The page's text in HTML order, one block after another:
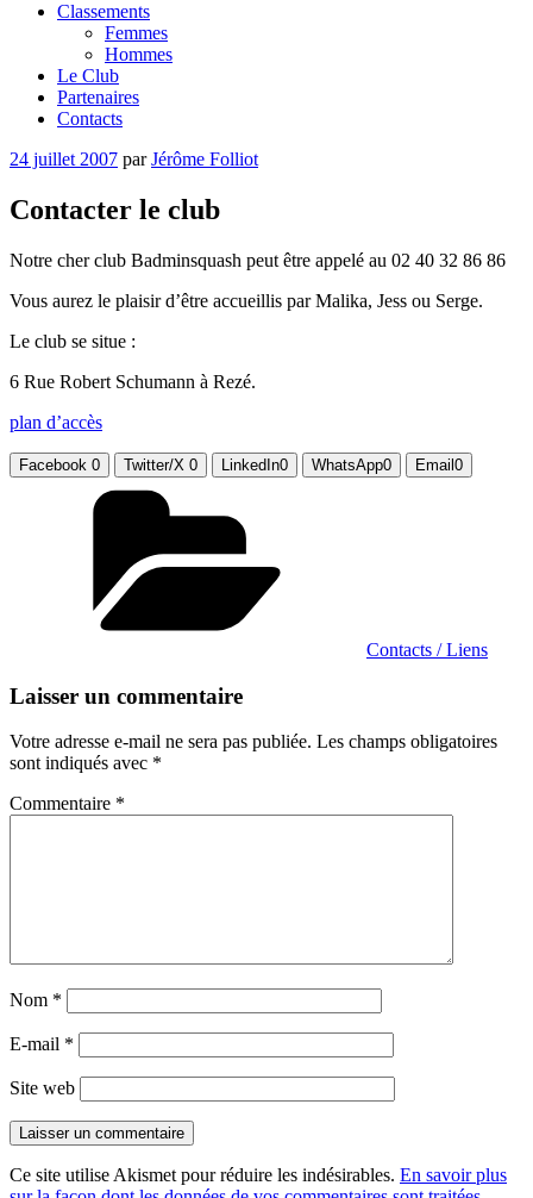
Classements
Femmes
Hommes
Le Club
Partenaires
Contacts
Publié
24 juillet 2007 parJérôme Folliot
Contacter le club
Notre cher club Badminsquash peut être appelé au 02 40 32 86 86
Vous aurez le plaisir d’être accueillis par Malika, Jess ou Serge.
Le club se situe :
6 Rue Robert Schumann à Rezé.
plan d’accès
Facebook 0 Twitter/X 0 LinkedIn0 WhatsApp0 Email 0
Contacts / Liens
Laisser un commentaire
Votre adresse e-mail ne sera pas publiée. Les champs obligatoires
sont indiqués avec *
Commentaire *
Nom *
E-mail *
Site web
Ce site utilise Akismet pour réduire les indésirables. En savoir plus